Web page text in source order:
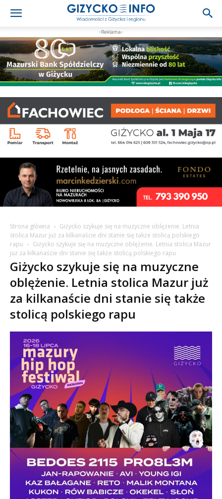
-Reklama-
Strona główna
Giżycko szykuje się na muzyczne oblężenie. Letnia
stolica Mazur już za kilkanaście dni stanie się także stolicą polskiego
rapu
Giżycko szykuje się na muzyczne oblężenie. Letnia stolica Mazur
już za kilkanaście dni stanie się także stolicą polskiego rapu
Giżycko szykuje się na muzyczne
oblężenie. Letnia stolica Mazur już
za kilkanaście dni stanie się także
stolicą polskiego rapu